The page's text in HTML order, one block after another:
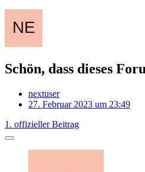
Schön, dass dieses
nextuser
27. Februar 2023 um 23:49
1. offizieller Beitrag